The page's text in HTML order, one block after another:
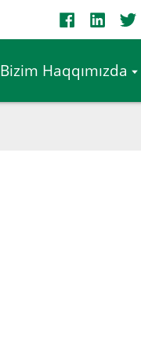
Bizim Haqqımızda